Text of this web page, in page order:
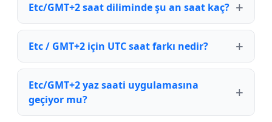
Etc/GMT+2 saat diliminde şu an saat kaç?
Etc / GMT+2 için UTC saat farkı nedir?
Etc/GMT+2 yaz saati uygulamasına
geçiyor mu?